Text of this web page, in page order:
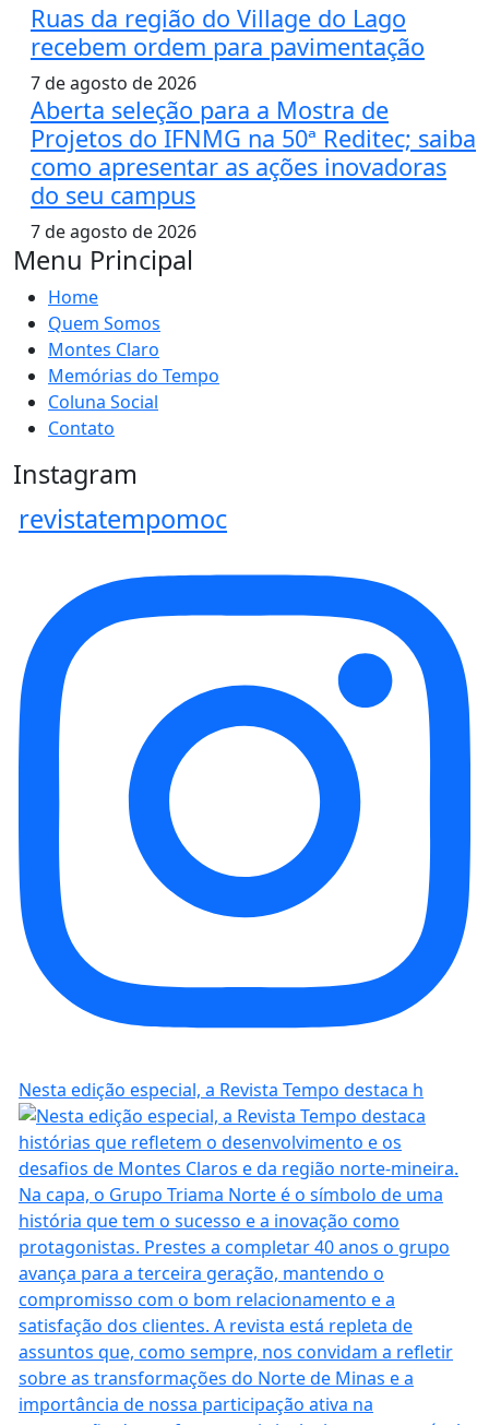
Ruas da região do Village do Lago
recebem ordem para pavimentação
7 de agosto de 2026
Aberta seleção para a Mostra de
Projetos do IFNMG na 50ª Reditec; saiba
como apresentar as ações inovadoras
do seu campus
7 de agosto de 2026
Menu Principal
Home
Quem Somos
Montes Claro
Memórias do Tempo
Coluna Social
Contato
Instagram
revistatempomoc
Nesta edição especial, a Revista Tempo destaca h